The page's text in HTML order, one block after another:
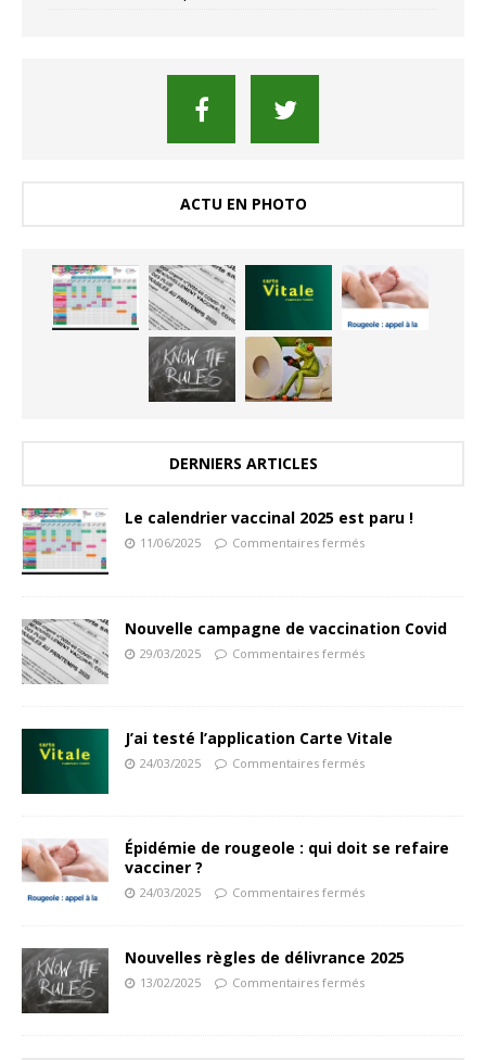
ACTU EN PHOTO
DERNIERS ARTICLES
Le calendrier vaccinal 2025 est paru !
11/06/2025 Commentaires fermés
Nouvelle campagne de vaccination Covid
29/03/2025 Commentaires fermés
J’ai testé l’application Carte Vitale
24/03/2025 Commentaires fermés
Épidémie de rougeole : qui doit se refaire
vacciner ?
24/03/2025 Commentaires fermés
Nouvelles règles de délivrance 2025
13/02/2025 Commentaires fermés